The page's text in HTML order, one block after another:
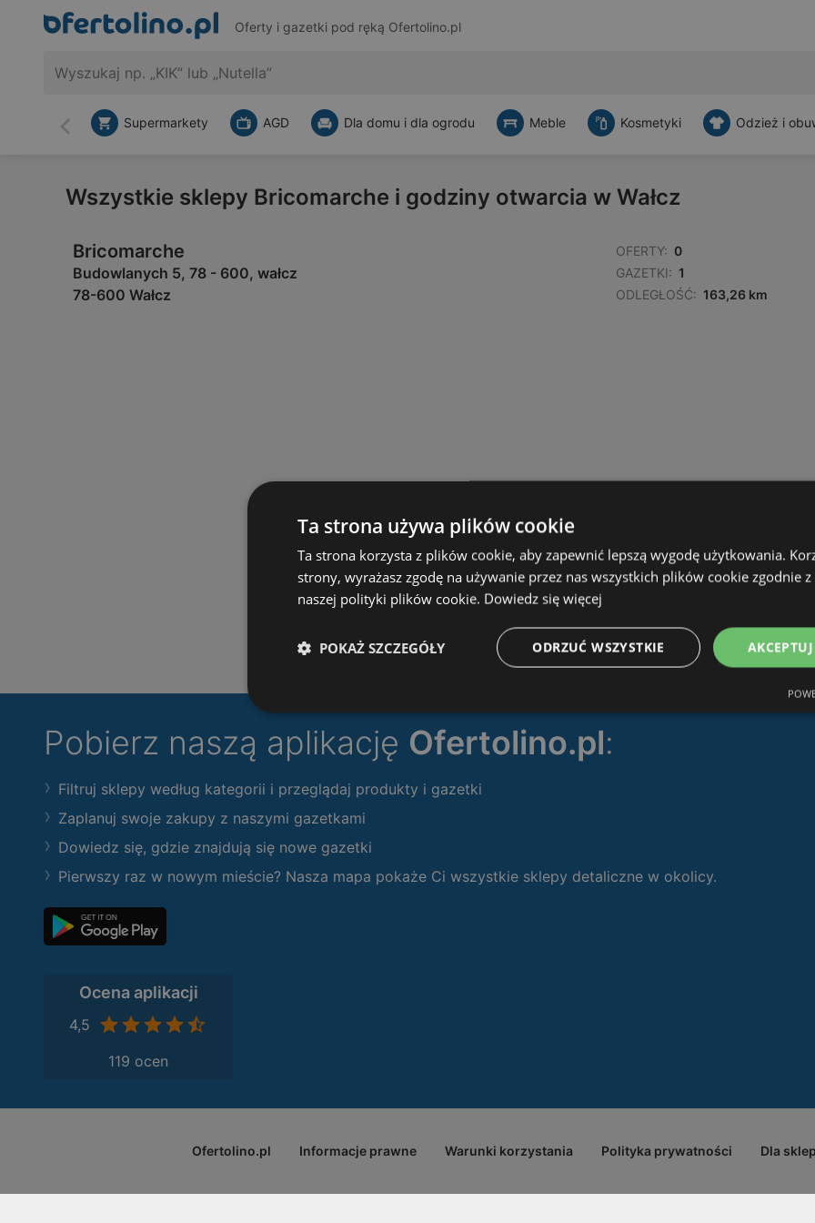
Oferty i gazetki pod ręką Ofertolino.pl
Wstecz
Supermarkety AGD Dla domu i dla ogrodu Meble Kosmetyki Odzież i
Wszystkie sklepy Bricomarche i godziny otwarcia w Wałcz
Bricomarche
Budowlanych 5, 78 - 600, wałcz
78-600 Wałcz
OFERTY: 0
GAZETKI: 1
ODLEGŁOŚĆ: 163,26 km
Pobierz naszą aplikację Ofertolino.pl:
Filtruj sklepy według kategorii i przeglądaj produkty i gazetki
Zaplanuj swoje zakupy z naszymi gazetkami
Dowiedz się, gdzie znajdują się nowe gazetki
Pierwszy raz w nowym mieście? Nasza mapa pokaże Ci wszystkie sklepy detaliczne w okolicy.
Ocena aplikacji
4,5
119 ocen
Ofertolino.pl Informacje prawne Warunki korzystania Polityka prywatności Dla
Ta strona używa plików cookie
Ta strona korzysta z plików cookie, aby zapewnić lepszą wygodę użytkowania.
strony, wyrażasz zgodę na używanie przez nas wszystkich plików cookie zgodnie
naszej polityki plików cookie. Dowiedz się więcej
ODRZUĆ WSZYSTKIE
POKAŻ SZCZEGÓŁY